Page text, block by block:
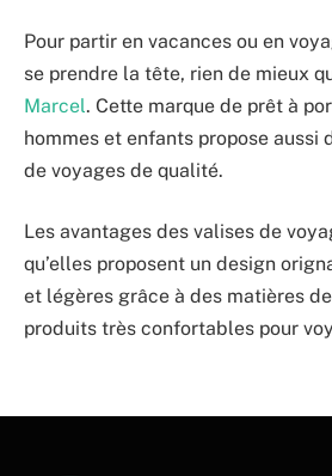
Pour partir en vacances ou en
se prendre la tête, rien de mieux
Marcel. Cette marque de prêt à
hommes et enfants propose aussi
de voyages de qualité.
Les avantages des valises de
qu’elles proposent un design
et légères grâce à des matières
produits très confortables pour